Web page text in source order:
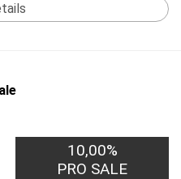
10,00%
PRO SALE